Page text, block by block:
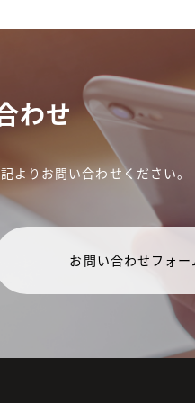
わせ
よりお問い合わせください。
お問い合わせフォー